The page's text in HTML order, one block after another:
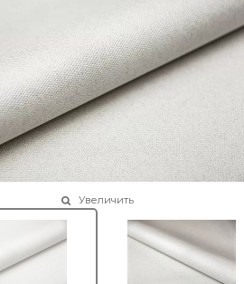
Увеличить